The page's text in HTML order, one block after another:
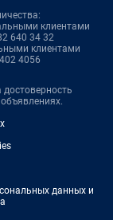
клиентами
640 34 32
клиентами
4056
достоверность
данных и